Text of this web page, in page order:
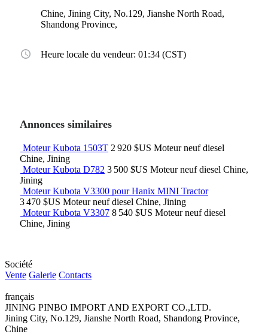
Chine, Jining City, No.129, Jianshe North Road,
Shandong Province,
Heure locale du vendeur: 01:34 (CST)
Annonces similaires
Moteur Kubota 1503T 2 920 $US Moteurneufdiesel
Chine, Jining
Moteur Kubota D782 3 500 $US Moteurneufdiesel Chine,
Jining
Moteur Kubota V3300 pour Hanix MINI Tractor
3 470 $US Moteurneufdiesel Chine, Jining
Moteur Kubota V3307 8 540 $US Moteurneufdiesel
Chine, Jining
Société
Vente Galerie Contacts
français
JINING PINBO IMPORT AND EXPORT CO.,LTD.
Jining City, No.129, Jianshe North Road, Shandong Province,
Chine